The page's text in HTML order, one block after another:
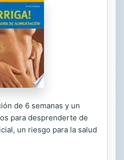
de 6 semanas y un
para desprenderte de
un riesgo para la salud